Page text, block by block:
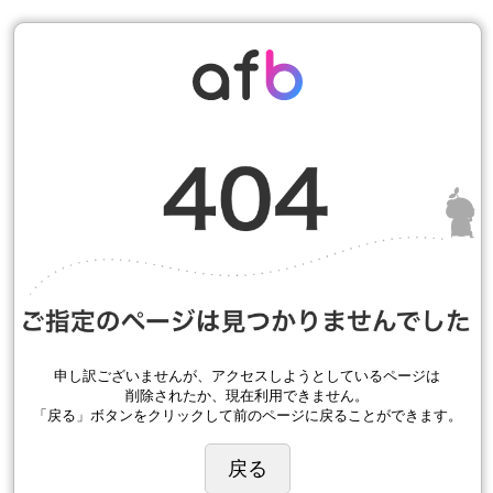
申し訳ございませんが、アクセスしようとしているページは
削除されたか、現在利用できません。
「戻る」ボタンをクリックして前のページに戻ることができます。
戻る